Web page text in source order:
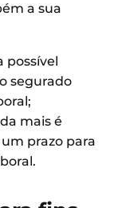
a sua
possível
segurado
mais é
prazo para